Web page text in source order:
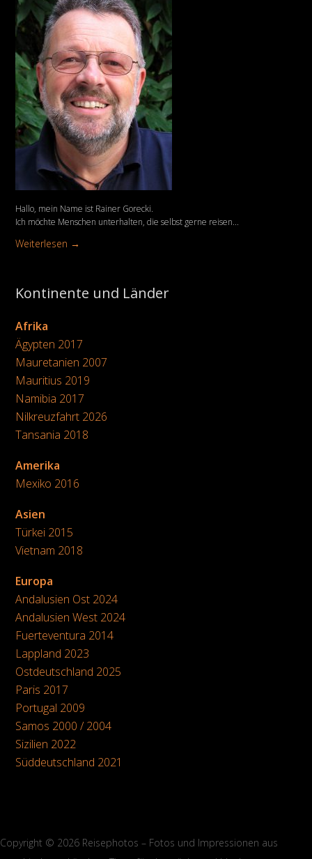
Hallo, mein Name ist Rainer Gorecki.
Ich möchte Menschen unterhalten, die selbst gerne reisen...
Weiterlesen →
Kontinente und Länder
Afrika
Ägypten 2017
Mauretanien 2007
Mauritius 2019
Namibia 2017
Nilkreuzfahrt 2026
Tansania 2018
Amerika
Mexiko 2016
Asien
Türkei 2015
Vietnam 2018
Europa
Andalusien Ost 2024
Andalusien West 2024
Fuerteventura 2014
Lappland 2023
Ostdeutschland 2025
Paris 2017
Portugal 2009
Samos 2000 / 2004
Sizilien 2022
Süddeutschland 2021
Copyright © 2026 Reisephotos – Fotos und Impressionen aus